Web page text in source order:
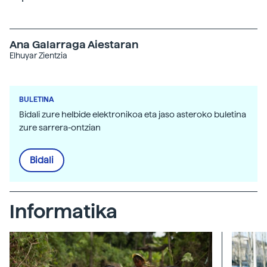
Ana Galarraga Aiestaran
Elhuyar Zientzia
BULETINA
Bidali zure helbide elektronikoa eta jaso asteroko buletina
zure sarrera-ontzian
Bidali
Informatika